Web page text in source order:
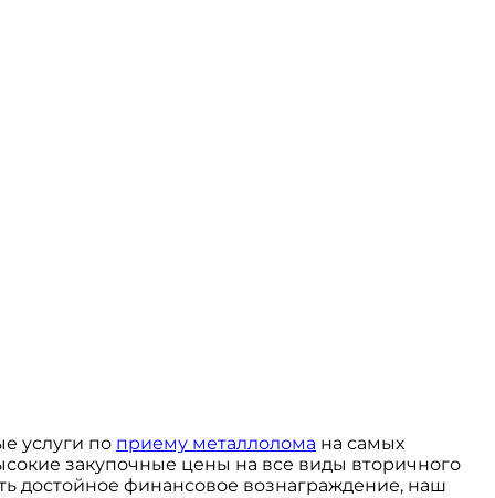
услуги по приему металлолома на самых
закупочные цены на все виды вторичного
достойное финансовое вознаграждение, наш